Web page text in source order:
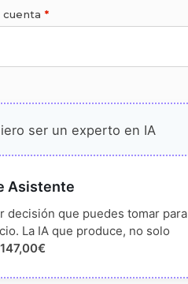
cuenta *
ser un experto en IA
Asistente
decisión que puedes tomar para
La IA que produce, no solo
147,00€